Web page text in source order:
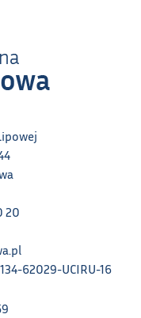
20
62029-UCIRU-16